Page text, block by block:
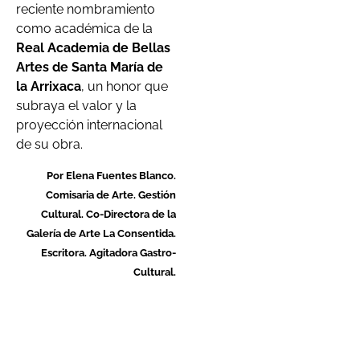
reciente nombramiento
como académica de la
Real Academia de Bellas
Artes de Santa María de
la Arrixaca, un honor que
subraya el valor y la
proyección internacional
de su obra.
Por Elena Fuentes Blanco.
Comisaria de Arte. Gestión
Cultural. Co-Directora de la
Galería de Arte La Consentida.
Escritora. Agitadora Gastro-
Cultural.